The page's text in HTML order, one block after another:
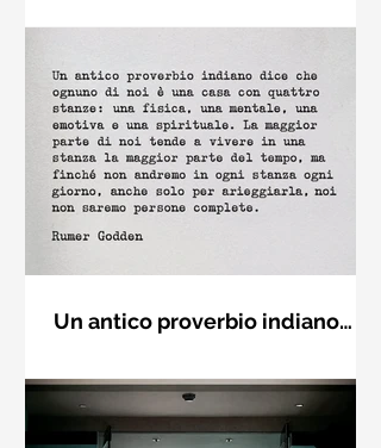
Un antico proverbio indiano
con la macchina per scrivere
ognuno di noi è una casa con quattro
stanze: una fisica, una mentale, una